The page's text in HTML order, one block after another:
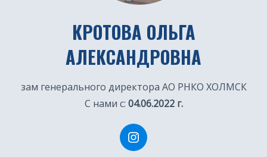
КРОТОВА ОЛЬГА
АЛЕКСАНДРОВНА
зам генерального директора АО РНКО ХОЛМСК
С нами с: 04.06.2022 г.